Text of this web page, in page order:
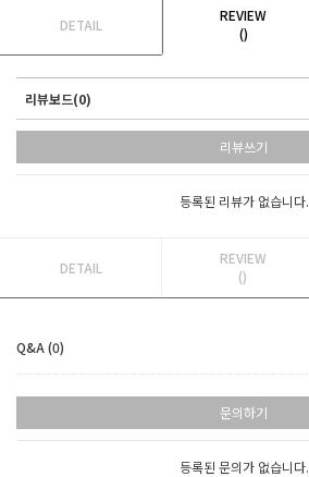
DETAIL
REVIEW
()
리뷰보드(0)
리뷰쓰기
등록된 리뷰가 없습니다.
DETAIL
REVIEW
()
Q&A (0)
문의하기
등록된 문의가 없습니다.